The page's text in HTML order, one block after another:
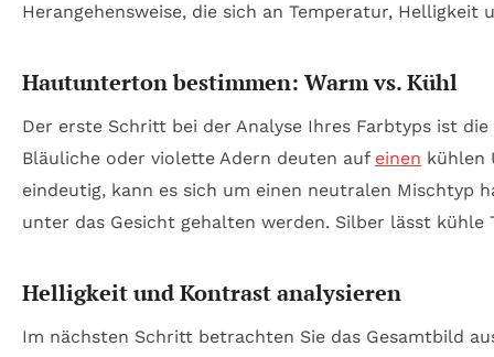
Herangehensweise, die sich an Temperatur,
Hautunterton bestimmen: Warm vs. Kühl
Der erste Schritt bei der Analyse Ihres Farbtyps ist
Bläuliche oder violette Adern deuten auf einen kühlen
eindeutig, kann es sich um einen neutralen Mischtyp
unter das Gesicht gehalten werden. Silber lässt
Helligkeit und Kontrast analysieren
Im nächsten Schritt betrachten Sie das Gesamtbild